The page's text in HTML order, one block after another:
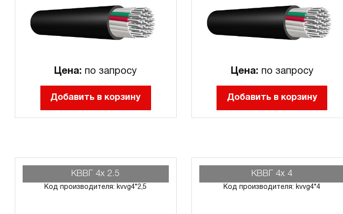
Цена: по запросу
Добавить в корзину
Цена: по запросу
Добавить в корзину
КВВГ 4х 2.5
Код производителя: kvvg4*2,5
КВВГ 4х 4
Код производителя: kvvg4*4